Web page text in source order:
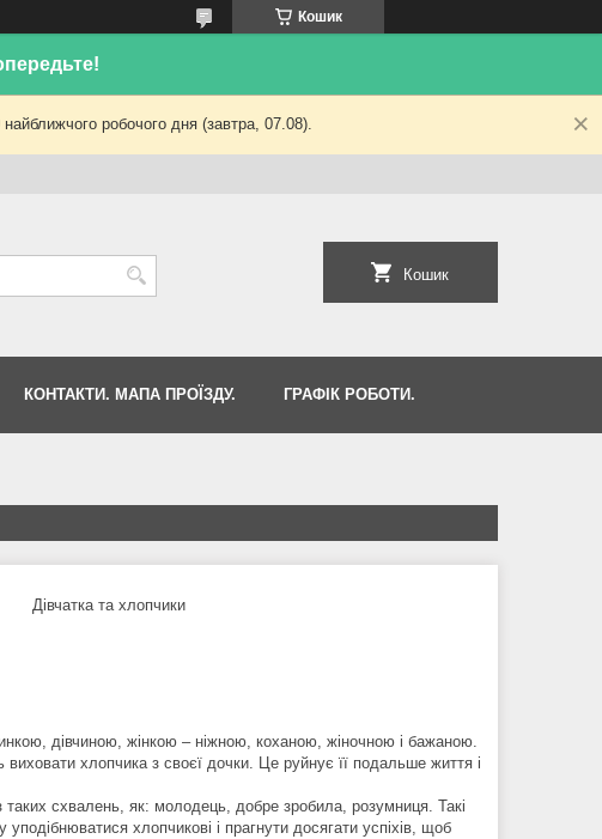
Кошик
робочого дня (завтра, 07.08).
Кошик
КОНТАКТИ. МАПА ПРОЇЗДУ. ГРАФІК РОБОТИ.
Дівчатка та хлопчики
дівчиною, жінкою – ніжною, коханою, жіночною і бажаною.
виховати хлопчика з своєї дочки. Це руйнує її подальше життя і
таких схвалень, як: молодець, добре зробила, розумниця. Такі
хлопчикові і прагнути досягати успіхів, щоб